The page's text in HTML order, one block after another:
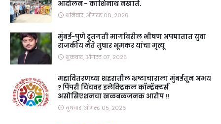
आंदोलन - काशिनाथ नखाते.
शनिवार, ऑगस्ट ०८, २०२६
मुंबई-पुणे द्रुतगती मार्गावरील भीषण अपघातात युवा
राजकीय नेते तुषार भूमकर यांचा मृत्यू
शुक्रवार, ऑगस्ट ०७, २०२६
महावितरणच्या शहरातील भ्रष्टाचाराला मुंबईतून अभय
? पिंपरी चिंचवड इलेक्ट्रिकल कॉन्ट्रॅक्टर्स
असोसिएशनचा खळबळजनक आरोप !!
बुधवार, ऑगस्ट ०५, २०२६